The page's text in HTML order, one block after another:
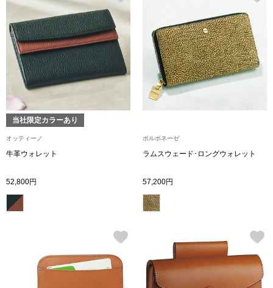
ハンドバッグ
ショルダーバ
クラッチバッグ
リュック･バッ
その他
当社限定カラーあり
オッティーノ
牛革ウォレット
52,800円
ボルボネーゼ
ラムスウェード･ロングウォレット
57,200円